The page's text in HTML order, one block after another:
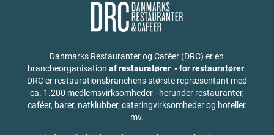
Danmarks Restauranter og Caféer (DRC) er en
brancheorganisation af restauratører - for restauratører.
DRC er restaurationsbranchens største repræsentant med
ca. 1.200 medlemsvirksomheder - herunder restauranter,
caféer, barer, natklubber, cateringvirksomheder og hoteller
mv.